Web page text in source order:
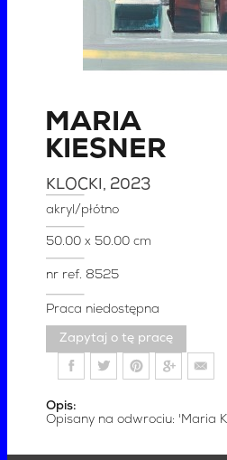
MARIA
KIESNER
KLOCKI , 2023
akryl/płótno
50.00 x 50.00 cm
nr ref. 8525
Praca niedostępna
Zapytaj o tę pracę
Opis:
Opisany na odwrociu: 'Maria